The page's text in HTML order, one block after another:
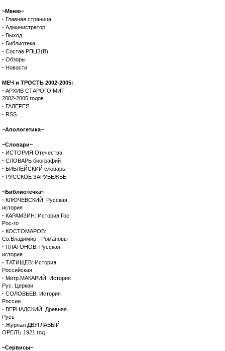
~Меню~
· Главная страница
· Администратор
· Выход
· Библиотека
· Состав РПЦЗ(В)
· Обзоры
· Новости
МЕЧ и ТРОСТЬ 2002-2005:
· АРХИВ СТАРОГО МИТ
2002-2005 годов
· ГАЛЕРЕЯ
· RSS
~Апологетика~
~Словари~
· ИСТОРИЯ Отечества
· СЛОВАРЬ биографий
· БИБЛЕЙСКИЙ словарь
· РУССКОЕ ЗАРУБЕЖЬЕ
~Библиотечка~
· КЛЮЧЕВСКИЙ: Русская
история
· КАРАМЗИН: История Гос.
Рос-го
· КОСТОМАРОВ:
Св.Владимир - Романовы
· ПЛАТОНОВ: Русская
история
· ТАТИЩЕВ: История
Российская
· Митр.МАКАРИЙ: История
Рус. Церкви
· СОЛОВЬЕВ: История
России
· ВЕРНАДСКИЙ: Древняя
Русь
· Журнал ДВУГЛАВЫЙ
ОРЕЛЪ 1921 год
~Сервисы~